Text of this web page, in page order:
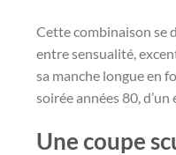
Cette combinaison se
entre sensualité,
sa manche longue en
soirée années 80,
Une coupe